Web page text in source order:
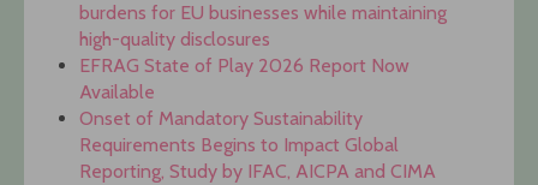
burdens for EU businesses while maintaining
high-quality disclosures
EFRAG State of Play 2026 Report Now
Available
Onset of Mandatory Sustainability
Requirements Begins to Impact Global
Reporting, Study by IFAC, AICPA and CIMA